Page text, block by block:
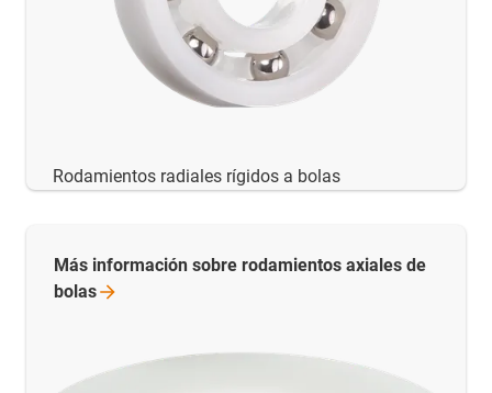
Rodamientos radiales rígidos a bolas
Más información sobre rodamientos axiales de
bolas